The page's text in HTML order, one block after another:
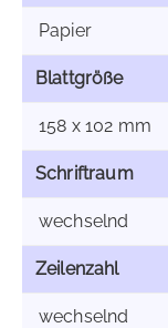
Papier
Blattgröße
158 x 102 mm
Schriftraum
wechselnd
Zeilenzahl
wechselnd